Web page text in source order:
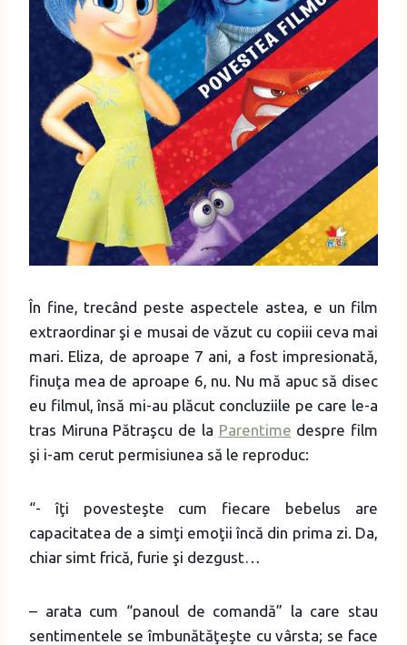
În fine, trecând peste aspectele astea, e un film
extraordinar şi e musai de văzut cu copiii ceva mai
mari. Eliza, de aproape 7 ani, a fost impresionată,
finuţa mea de aproape 6, nu. Nu mă apuc să disec
eu filmul, însă mi-au plăcut concluziile pe care le-a
tras Miruna Pătraşcu de la Parentime despre film
şi i-am cerut permisiunea să le reproduc:
“- îţi povesteşte cum fiecare bebelus are
capacitatea de a simţi emoţii încă din prima zi. Da,
chiar simt frică, furie şi dezgust…
– arata cum “panoul de comandă” la care stau
sentimentele se îmbunătăţeşte cu vârsta; se face